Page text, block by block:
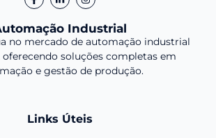
Industrial
no mercado de automação industrial
oferecendo soluções completas em
e gestão de produção.
Links Úteis